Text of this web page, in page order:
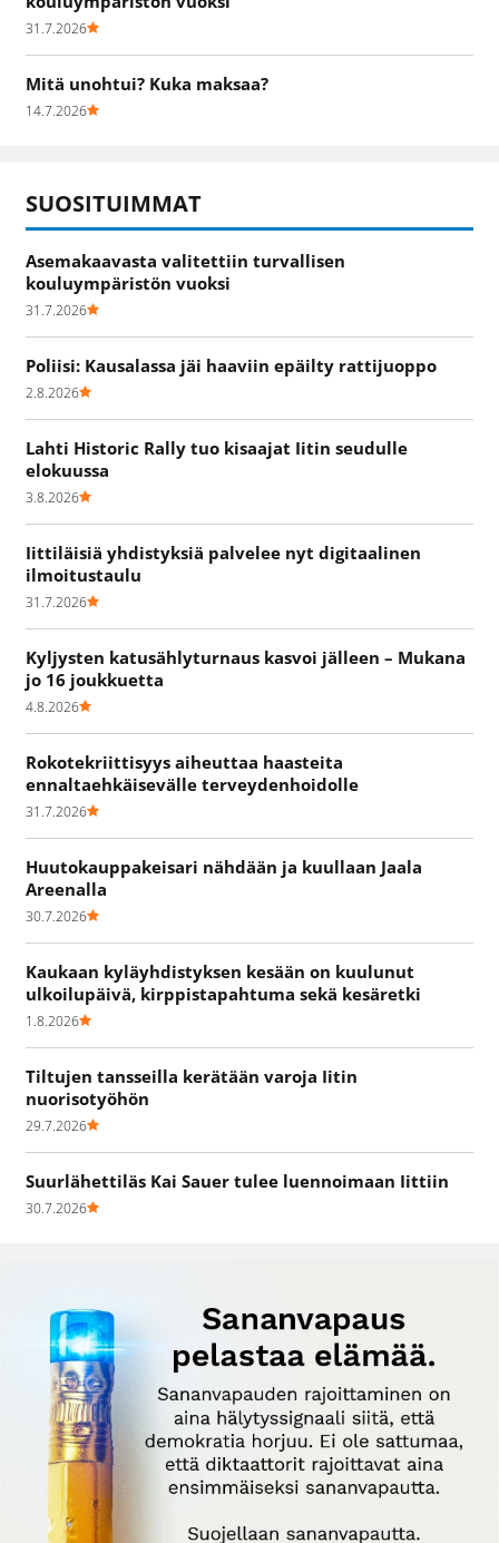
31.7.2026
Mitä unohtui? Kuka maksaa?
14.7.2026
SUOSITUIMMAT
Asemakaavasta valitettiin turvallisen
kouluympäristön vuoksi
31.7.2026
Poliisi: Kausalassa jäi haaviin epäilty rattijuoppo
2.8.2026
Lahti Historic Rally tuo kisaajat Iitin seudulle
elokuussa
3.8.2026
Iittiläisiä yhdistyksiä palvelee nyt digitaalinen
ilmoitustaulu
31.7.2026
Kyljysten katusählyturnaus kasvoi jälleen – Mukana
jo 16 joukkuetta
4.8.2026
Rokotekriittisyys aiheuttaa haasteita
ennaltaehkäisevälle terveydenhoidolle
31.7.2026
Huutokauppakeisari nähdään ja kuullaan Jaala
Areenalla
30.7.2026
Kaukaan kyläyhdistyksen kesään on kuulunut
ulkoilupäivä, kirppistapahtuma sekä kesäretki
1.8.2026
Tiltujen tansseilla kerätään varoja Iitin
nuorisotyöhön
29.7.2026
Suurlähettiläs Kai Sauer tulee luennoimaan Iittiin
30.7.2026